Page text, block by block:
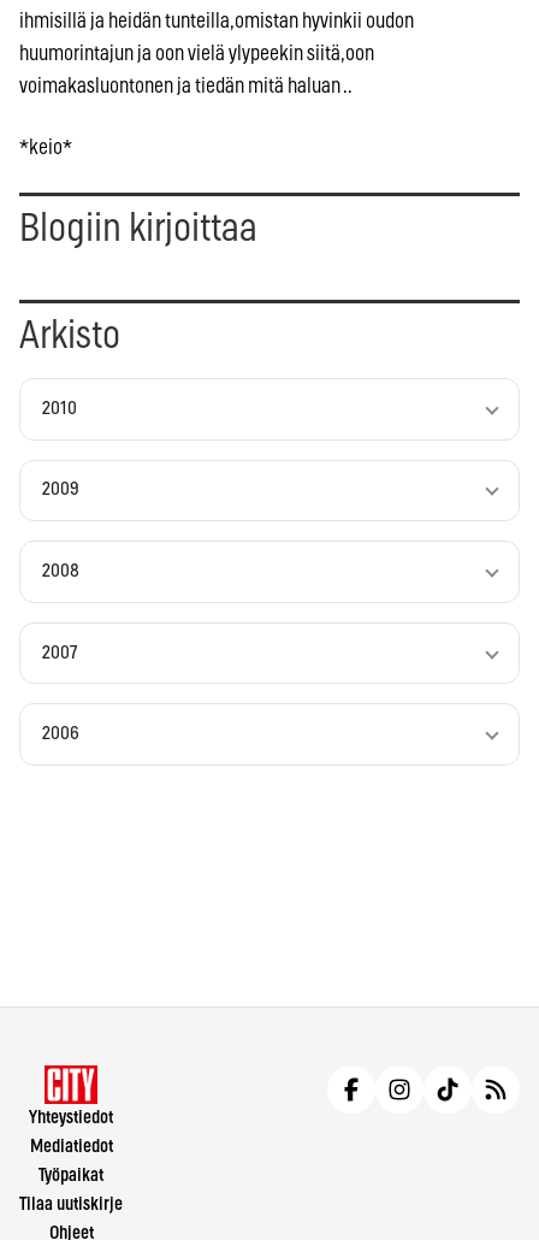
ihmisillä ja heidän tunteilla,omistan hyvinkii oudon
huumorintajun ja oon vielä ylypeekin siitä,oon
voimakasluontonen ja tiedän mitä haluan ..
*keio*
Blogiin kirjoittaa
Arkisto
2010
2009
2008
2007
2006
Yhteystiedot
Mediatiedot
Työpaikat
Tilaa uutiskirje
Ohjeet